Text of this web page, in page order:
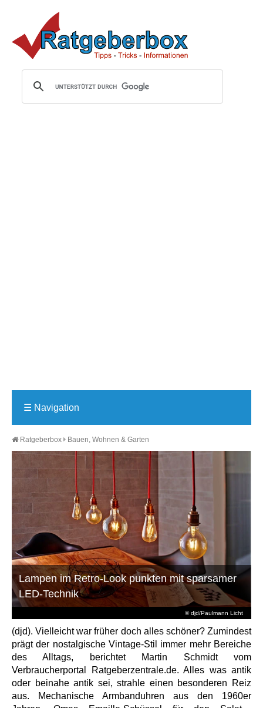
☰ Navigation
Ratgeberbox Bauen, Wohnen & Garten
© djd/Paulmann Licht
Lampen im Retro-Look punkten mit sparsamer
LED-Technik
(djd). Vielleicht war früher doch alles schöner? Zumindest
prägt der nostalgische Vintage-Stil immer mehr Bereiche
des Alltags, berichtet Martin Schmidt vom
Verbraucherportal Ratgeberzentrale.de. Alles was antik
oder beinahe antik sei, strahle einen besonderen Reiz
aus. Mechanische Armbanduhren aus den 1960er